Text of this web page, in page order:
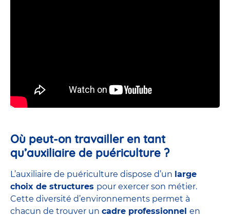
Où peut-on travailler en tant
qu’auxiliaire de puériculture ?
L’auxiliaire de puériculture dispose d’un large
choix de structures pour exercer son métier.
Cette diversité d’environnements permet à
chacun de trouver un cadre professionnel en